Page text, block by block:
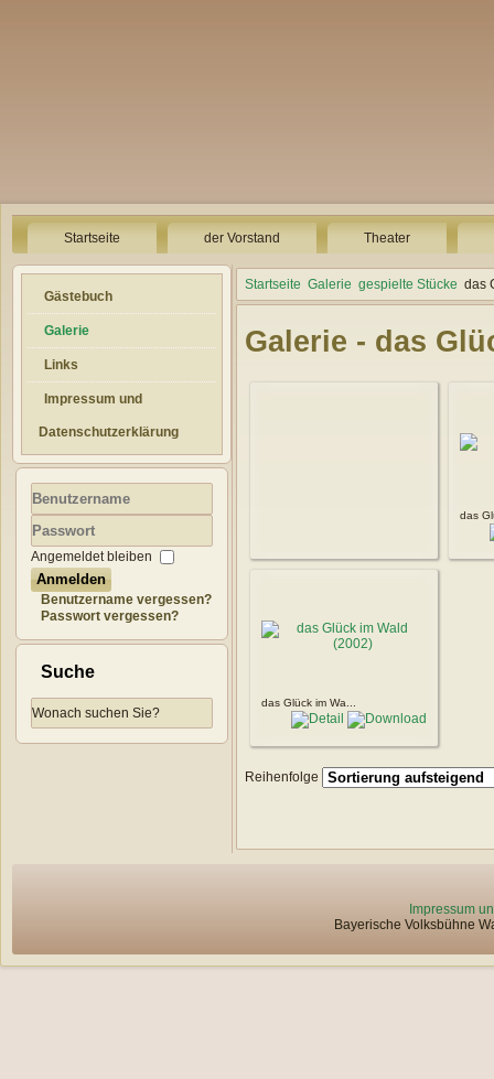
Startseite der Vorstand Theater
Gästebuch
Galerie
Links
Impressum und
Datenschutzerklärung
Benutzername
Passwort
Angemeldet bleiben
Anmelden
Benutzername vergessen?
Passwort vergessen?
Suche
Startseite Galerie gespielte Stücke das
Galerie - das
das
das Glück im Wa...
Reihenfolge
Impressum
Bayerische Volksbühne